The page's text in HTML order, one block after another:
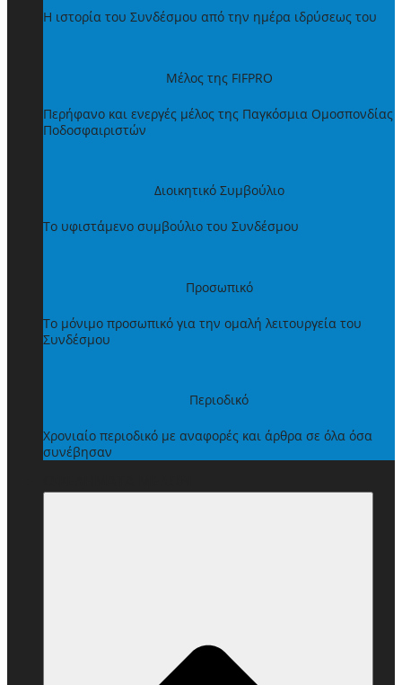
Η ιστορία του Συνδέσμου από την ημέρα ιδρύσεως του
Μέλος της FIFPRO
Περήφανο και ενεργές μέλος της Παγκόσμια Ομοσπονδίας
Ποδοσφαιριστών
Διοικητικό Συμβούλιο
Το υφιστάμενο συμβούλιο του Συνδέσμου
Προσωπικό
Το μόνιμο προσωπικό για την ομαλή λειτουργεία του
Συνδέσμου
Περιοδικό
Χρονιαίο περιοδικό με αναφορές και άρθρα σε όλα όσα
συνέβησαν